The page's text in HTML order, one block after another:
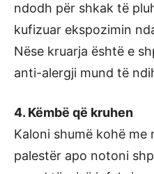
ndodh për shkak të
kufizuar ekspozimin
Nëse kruarja është e
anti-alergji mund të
4. Këmbë që kruhen
Kaloni shumë kohë
palestër apo notoni